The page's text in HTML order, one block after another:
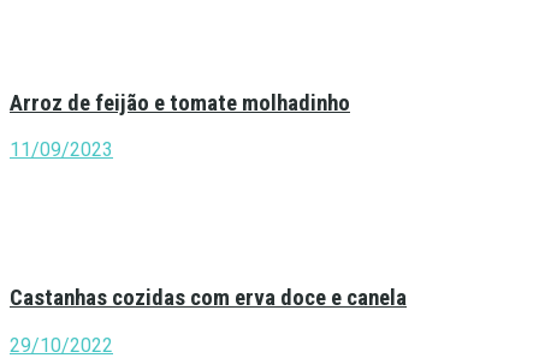
Arroz de feijão e tomate molhadinho
11/09/2023
Castanhas cozidas com erva doce e canela
29/10/2022